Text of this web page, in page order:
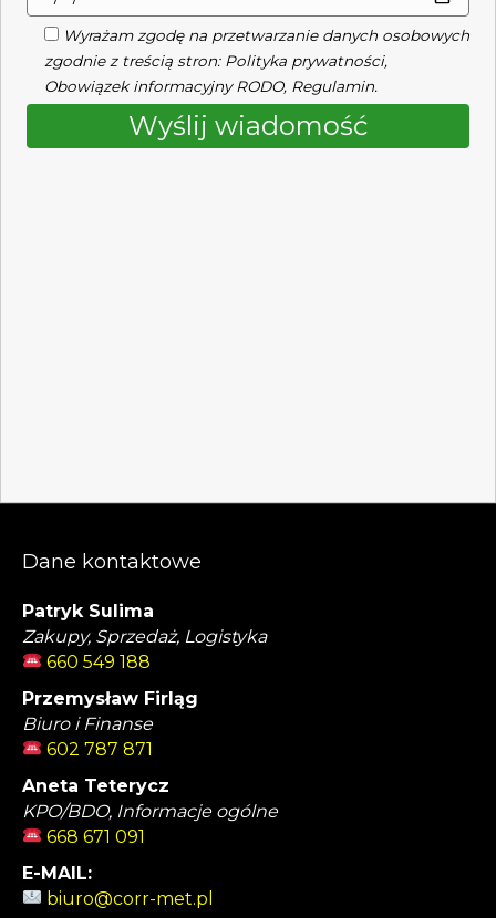
Wyrażam zgodę na przetwarzanie danych osobowych
zgodnie z treścią stron: Polityka prywatności,
Obowiązek informacyjny RODO, Regulamin.
Dane kontaktowe
Patryk Sulima
Zakupy, Sprzedaż, Logistyka
660 549 188
Przemysław Firląg
Biuro i Finanse
602 787 871
Aneta Teterycz
KPO/BDO, Informacje ogólne
668 671 091
E-MAIL:
biuro@corr-met.pl